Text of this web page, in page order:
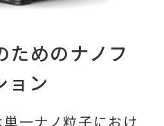
ためのナノフ
ョン
単一ナノ粒子におけ